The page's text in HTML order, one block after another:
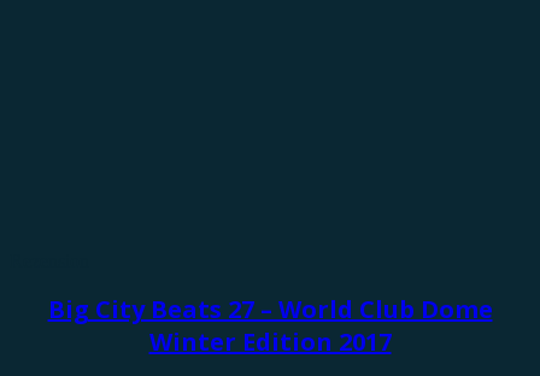
Big City Beats 27 – World Club Dome
Winter Edition 2017